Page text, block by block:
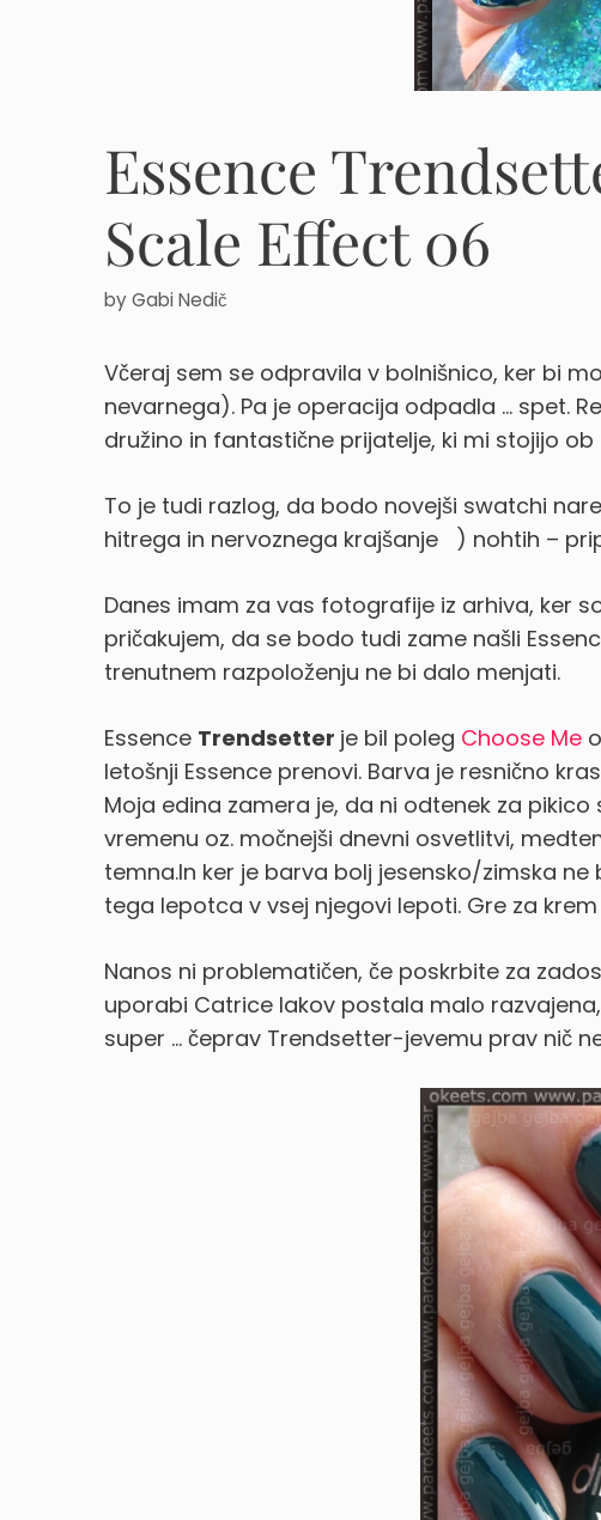
Essence
Scale Effect 06
byGabi Nedič
Včeraj sem se odpravila v bolnišnico, ker bi
nevarnega). Pa je operacija odpadla … spet.
družino in fantastične prijatelje, ki mi stojijo ob
To je tudi razlog, da bodo novejši swatchi
hitrega in nervoznega krajšanje
) nohtih –
Danes imam za vas fotografije iz arhiva, ker
pričakujem, da se bodo tudi zame našli
trenutnem razpoloženju ne bi dalo menjati.
Essence Trendsetter je bil poleg Choose Me
letošnji Essence prenovi. Barva je resnično
Moja edina zamera je, da ni odtenek za
vremenu oz. močnejši dnevni osvetlitvi,
temna.In ker je barva bolj jesensko/zimska
tega lepotca v vsej njegovi lepoti. Gre za
Nanos ni problematičen, če poskrbite za
uporabi Catrice lakov postala malo
super … čeprav Trendsetter-jevemu prav nič